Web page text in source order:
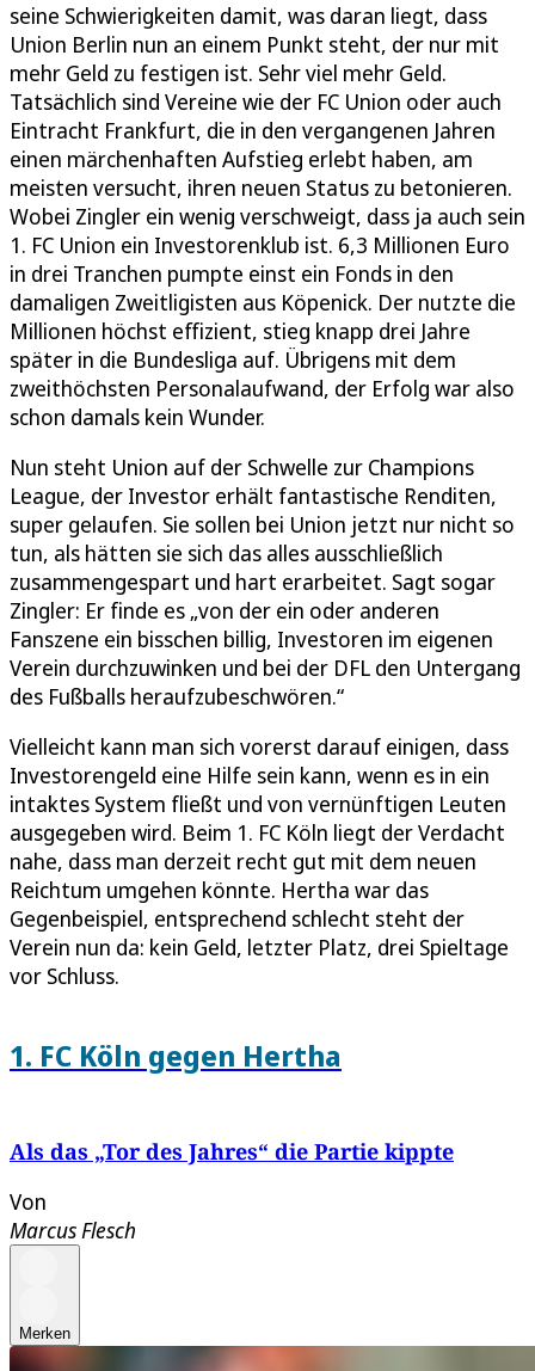
seine Schwierigkeiten damit, was daran liegt, dass
Union Berlin nun an einem Punkt steht, der nur mit
mehr Geld zu festigen ist. Sehr viel mehr Geld.
Tatsächlich sind Vereine wie der FC Union oder auch
Eintracht Frankfurt, die in den vergangenen Jahren
einen märchenhaften Aufstieg erlebt haben, am
meisten versucht, ihren neuen Status zu betonieren.
Wobei Zingler ein wenig verschweigt, dass ja auch sein
1. FC Union ein Investorenklub ist. 6,3 Millionen Euro
in drei Tranchen pumpte einst ein Fonds in den
damaligen Zweitligisten aus Köpenick. Der nutzte die
Millionen höchst effizient, stieg knapp drei Jahre
später in die Bundesliga auf. Übrigens mit dem
zweithöchsten Personalaufwand, der Erfolg war also
schon damals kein Wunder.
Nun steht Union auf der Schwelle zur Champions
League, der Investor erhält fantastische Renditen,
super gelaufen. Sie sollen bei Union jetzt nur nicht so
tun, als hätten sie sich das alles ausschließlich
zusammengespart und hart erarbeitet. Sagt sogar
Zingler: Er finde es „von der ein oder anderen
Fanszene ein bisschen billig, Investoren im eigenen
Verein durchzuwinken und bei der DFL den Untergang
des Fußballs heraufzubeschwören.“
Vielleicht kann man sich vorerst darauf einigen, dass
Investorengeld eine Hilfe sein kann, wenn es in ein
intaktes System fließt und von vernünftigen Leuten
ausgegeben wird. Beim 1. FC Köln liegt der Verdacht
nahe, dass man derzeit recht gut mit dem neuen
Reichtum umgehen könnte. Hertha war das
Gegenbeispiel, entsprechend schlecht steht der
Verein nun da: kein Geld, letzter Platz, drei Spieltage
vor Schluss.
1. FC Köln gegen Hertha
Als das „Tor des Jahres“ die Partie kippte
Von
Marcus Flesch
Merken